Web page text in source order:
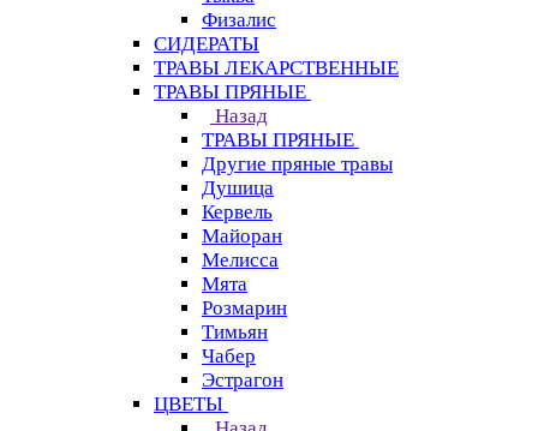
Физалис
СИДЕРАТЫ
ТРАВЫ ЛЕКАРСТВЕННЫЕ
ТРАВЫ ПРЯНЫЕ
Назад
ТРАВЫ ПРЯНЫЕ
Другие пряные травы
Душица
Кервель
Майоран
Мелисса
Мята
Розмарин
Тимьян
Чабер
Эстрагон
ЦВЕТЫ